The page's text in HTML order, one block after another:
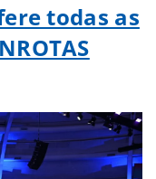
todas as